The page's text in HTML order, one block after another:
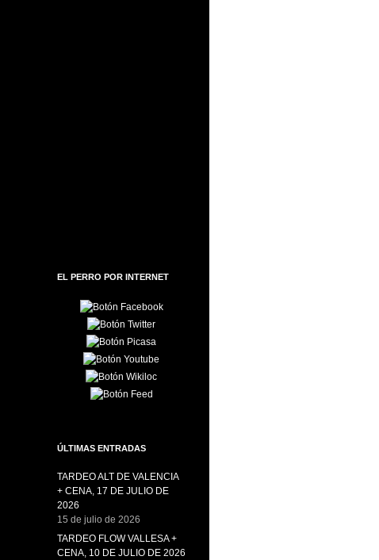
EL PERRO POR INTERNET
ÚLTIMAS ENTRADAS
TARDEO ALT DE VALENCIA
+ CENA, 17 DE JULIO DE
2026
15 de julio de 2026
TARDEO FLOW VALLESA +
CENA, 10 DE JULIO DE 2026